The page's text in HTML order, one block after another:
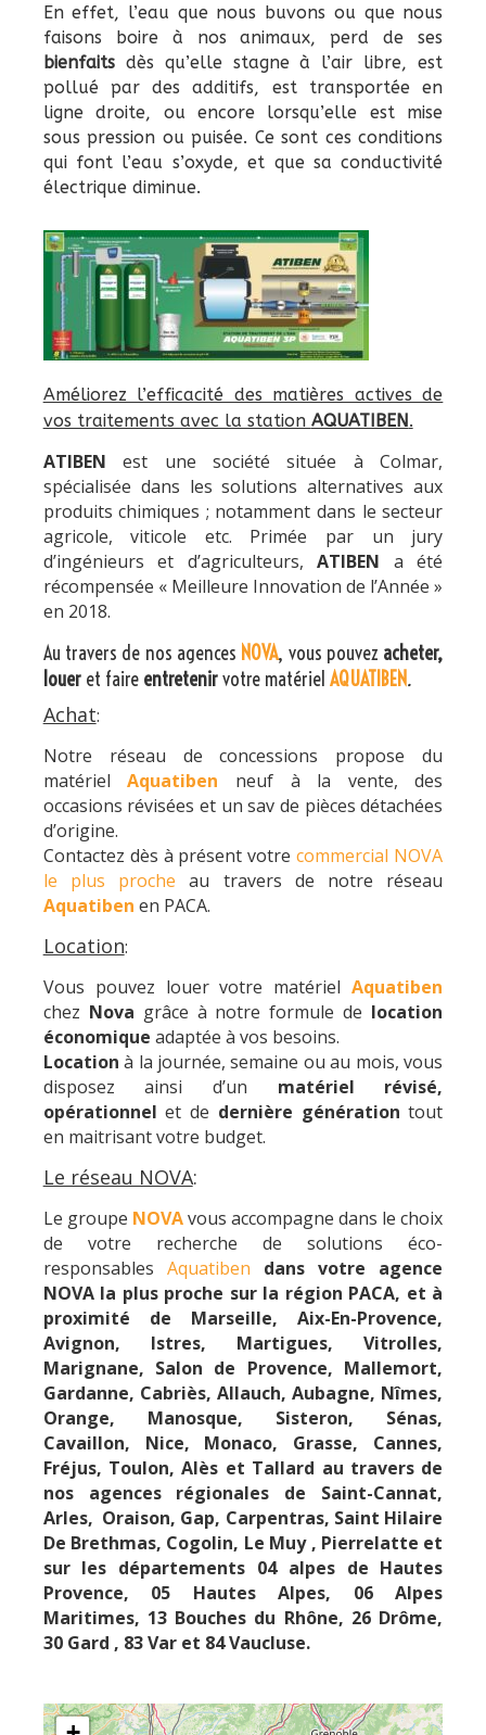
En effet, l’eau que nous buvons ou que nous
faisons boire à nos animaux, perd de ses
bienfaits dès qu’elle stagne à l’air libre, est
pollué par des additifs, est transportée en
ligne droite, ou encore lorsqu’elle est mise
sous pression ou puisée. Ce sont ces conditions
qui font l’eau s’oxyde, et que sa conductivité
électrique diminue.
Améliorez l’efficacité des matières actives de
vos traitements avec la station AQUATIBEN.
ATIBENest une société située à Colmar,
spécialisée dans les solutions alternatives aux
produits chimiques ; notamment dans le secteur
agricole, viticole etc. Primée par un jury
d’ingénieurs et d’agriculteurs,ATIBEN a été
récompensée « Meilleure Innovation de l’Année »
en 2018.
Au travers de nos agences NOVA, vous pouvez acheter,
loueret faire entretenirvotre matériel AQUATIBEN.
Achat:
Notre réseau de concessions propose du
matérielAquatiben neuf à la vente, des
occasions révisées et un sav de pièces détachées
d’origine.
Contactez dès à présent votrecommercial NOVA
le plus proche au travers de notre réseau
Aquatiben en PACA.
Location:
Vous pouvez louer votre matérielAquatiben
chez Nova grâce à notre formule de location
économique adaptée à vos besoins.
Locationà la journée, semaine ou au mois, vous
disposez ainsi d’un matériel révisé,
opérationnelet de dernière génération tout
en maitrisant votre budget.
Le réseau NOVA:
Le groupe NOVAvous accompagne dans le choix
de votre recherche de solutions éco-
responsables Aquatiben dans votre agence
NOVA la plus proche sur la région PACA, et à
proximité de Marseille, Aix-En-Provence,
Avignon, Istres, Martigues, Vitrolles,
Marignane, Salon de Provence, Mallemort,
Gardanne, Cabriès, Allauch, Aubagne, Nîmes,
Orange, Manosque, Sisteron, Sénas,
Cavaillon, Nice, Monaco, Grasse, Cannes,
Fréjus, Toulon, Alès et Tallard au travers de
nos agences régionales de Saint-Cannat,
Arles, Oraison, Gap, Carpentras, Saint Hilaire
De Brethmas, Cogolin, Le Muy , Pierrelatte et
sur les départements 04 alpes de Hautes
Provence, 05 Hautes Alpes, 06 Alpes
Maritimes, 13 Bouches du Rhône, 26 Drôme,
30 Gard , 83 Var et 84 Vaucluse.